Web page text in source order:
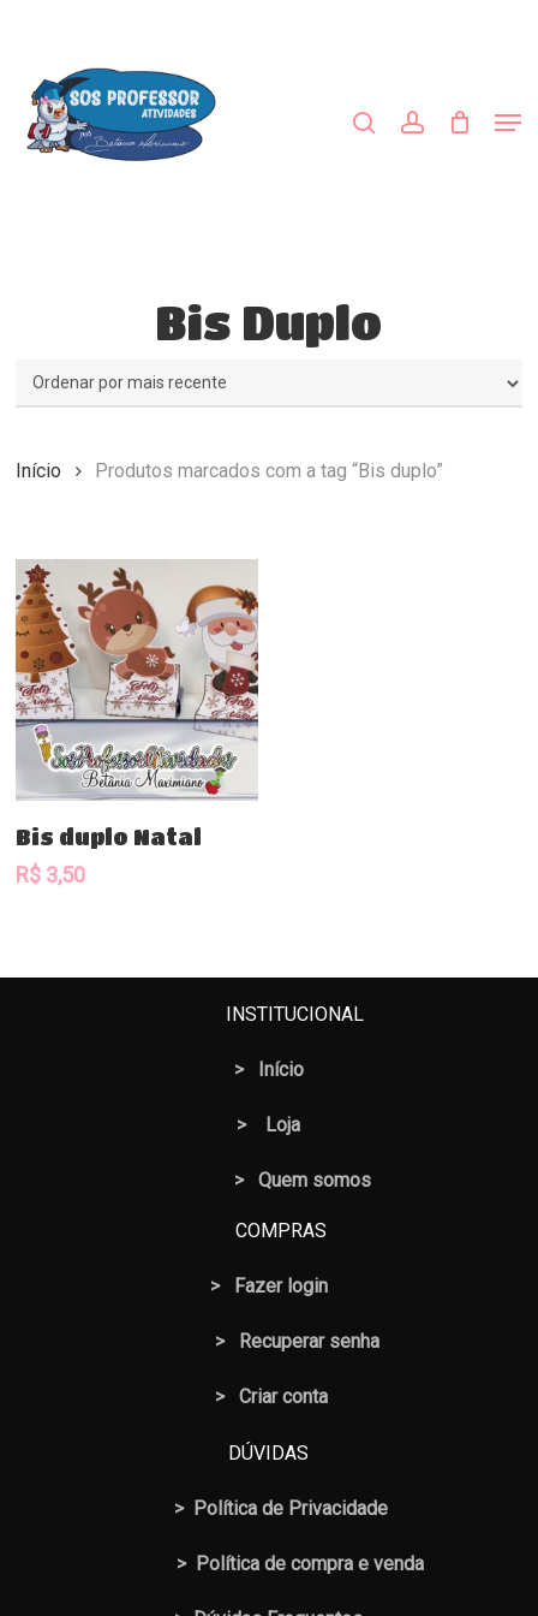
content
Bis Duplo
Início Produtos marcados com a tag “Bis duplo”
Comprar
Bis duplo Natal
R$ 3,50
INSTITUCIONAL
> Início
> Loja
> Quem somos
COMPRAS
> Fazer login
> Recuperar senha
> Criar conta
DÚVIDAS
> Política de Privacidade
> Política de compra e venda